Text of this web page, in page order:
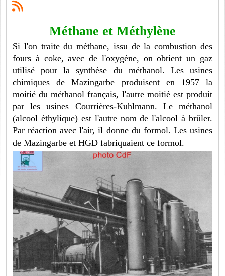
Méthane et Méthylène
Si l'on traite du méthane, issu de la combustion des
fours à coke, avec de l'oxygène, on obtient un gaz
utilisé pour la synthèse du méthanol. Les usines
chimiques de Mazingarbe produisent en 1957 la
moitié du méthanol français, l'autre moitié est produit
par les usines Courrières-Kuhlmann. Le méthanol
(alcool éthylique) est l'autre nom de l'alcool à brûler.
Par réaction avec l'air, il donne du formol. Les usines
de Mazingarbe et HGD fabriquaient ce formol.